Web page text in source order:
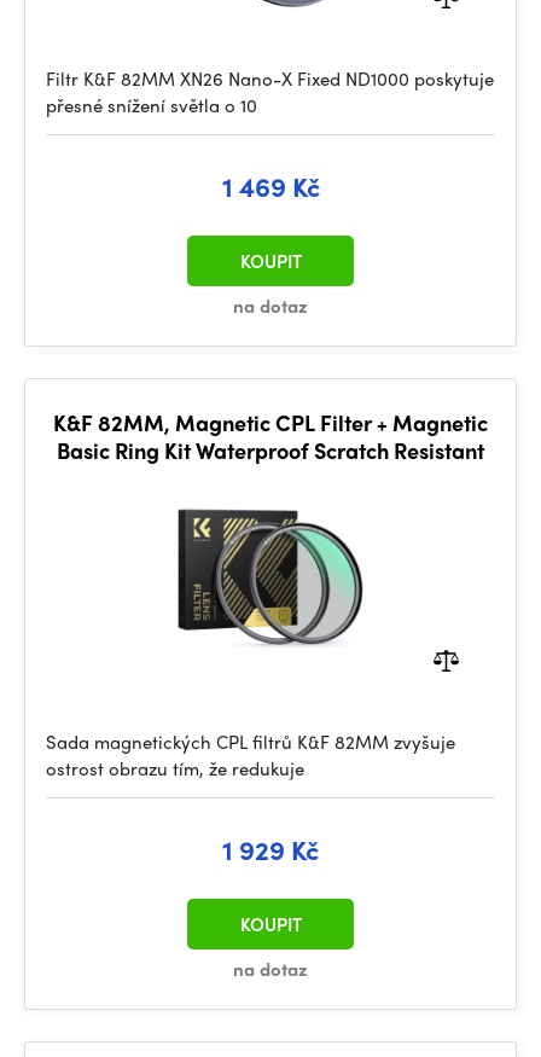
Filtr K&F 82MM XN26 Nano-X Fixed ND1000 poskytuje
přesné snížení světla o 10
1 469 Kč
na dotaz
KOUPIT
K&F 82MM, Magnetic CPL Filter + Magnetic
Basic Ring Kit Waterproof Scratch Resistant
Sada magnetických CPL filtrů K&F 82MM zvyšuje
ostrost obrazu tím, že redukuje
1 929 Kč
na dotaz
KOUPIT